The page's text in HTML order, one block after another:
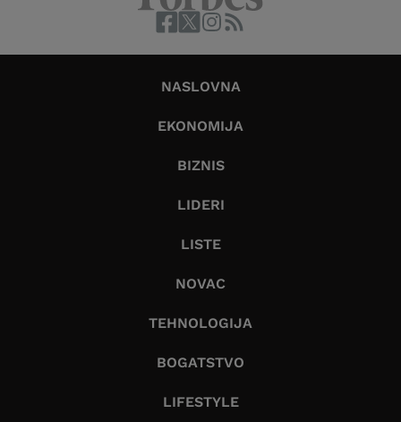
NASLOVNA
EKONOMIJA
BIZNIS
LIDERI
LISTE
NOVAC
TEHNOLOGIJA
BOGATSTVO
LIFESTYLE